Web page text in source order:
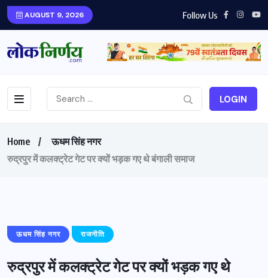
AUGUST 9, 2026 Follow Us
LOGIN
Home
ऊधम सिंह नगर
रुद्रपुर में कलक्ट्रेट गेट पर क्यों भड़क गए थे बंगाली समाज
ऊधम सिंह नगर राजनीति
रुद्रपुर में कलक्ट्रेट गेट पर क्यों भड़क गए थे